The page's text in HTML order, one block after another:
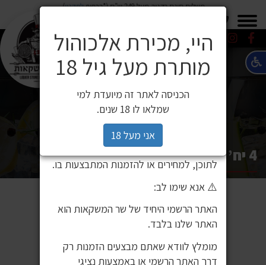
משלוח חינם בקניה מעל 249 ש"ח (*בכפוף לתקנון)
4 יח’ בירה גינס 440 מ"ל
⚠️ הודעה חשובה ללקוחותינו
לאחרונה זיהינו כי גורם חיצוני העתיק את
בהם שימוש ללא אישור. מדובר באתר שאינו
שייך לחברת שר המשקאות, ואיננו אחראים
לתוכן, למחירים או להזמנות המתבצעות בו.
⚠️ אנא שימו לב:
האתר הרשמי היחיד של שר המשקאות הוא
האתר שלנו בלבד.
מומלץ לוודא שאתם מבצעים הזמנות רק
דרך האתר הרשמי או באמצעות נציגי
היי, מכירת אלכוהול
מותרת מעל גיל 18
הכניסה לאתר זה מיועדת למי
שמלאו לו 18 שנים.
אני מעל 18